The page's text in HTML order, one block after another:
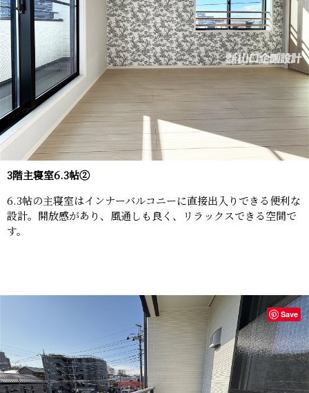
3階主寝室6.3帖②
6.3帖の主寝室はインナーバルコニーに直接出入りできる便利な
設計。開放感があり、風通しも良く、リラックスできる空間で
す。
Save